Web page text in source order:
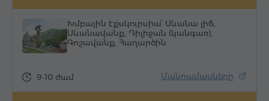
Խմբային էքսկուրսիա՝ Սևանա լիճ,
Սևանավանք, Դիլիջան (կանգառ),
Գոշավանք, Հաղարծին
Մանրամասները
9-10 ժամ